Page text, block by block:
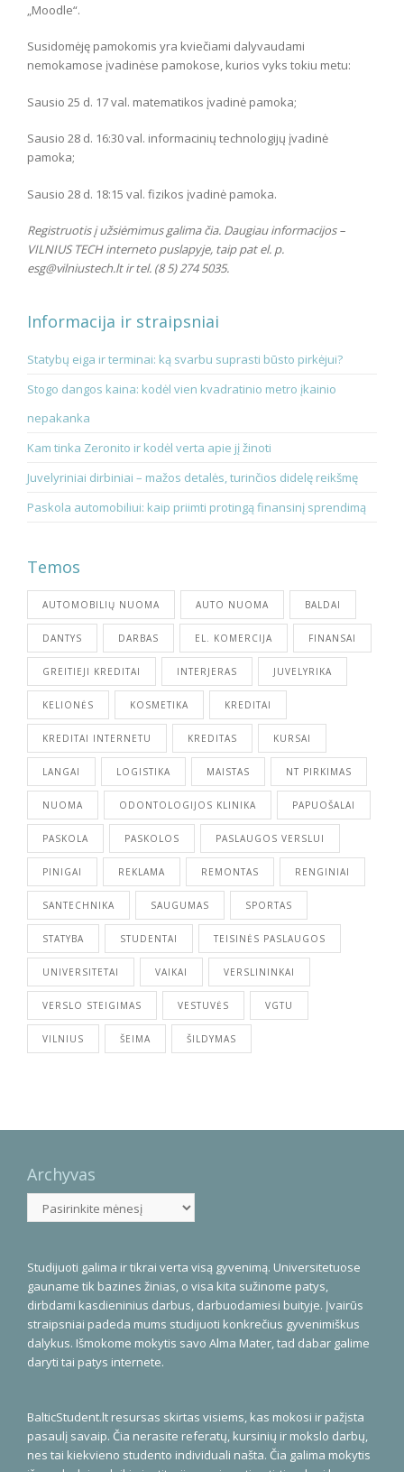
„Moodle“.
Susidomėję pamokomis yra kviečiami dalyvaudami
nemokamose įvadinėse pamokose, kurios vyks tokiu metu:
Sausio 25 d. 17 val. matematikos įvadinė pamoka;
Sausio 28 d. 16:30 val. informacinių technologijų įvadinė
pamoka;
Sausio 28 d. 18:15 val. fizikos įvadinė pamoka.
Registruotis į užsiėmimus galimačia. Daugiau informacijos –
VILNIUS TECH interneto puslapyje, taip pat el. p.
esg@vilniustech.ltir tel. (8 5) 274 5035.
Informacija ir straipsniai
Statybų eiga ir terminai: ką svarbu suprasti būsto pirkėjui?
Stogo dangos kaina: kodėl vien kvadratinio metro įkainio
nepakanka
Kam tinka Zeronito ir kodėl verta apie jį žinoti
Juvelyriniai dirbiniai – mažos detalės, turinčios didelę reikšmę
Paskola automobiliui: kaip priimti protingą finansinį sprendimą
Temos
AUTOMOBILIŲ NUOMA AUTO NUOMA BALDAI
DANTYS DARBAS EL. KOMERCIJA FINANSAI
GREITIEJI KREDITAI INTERJERAS JUVELYRIKA
KELIONĖS KOSMETIKA KREDITAI
KREDITAI INTERNETU KREDITAS KURSAI
LANGAI LOGISTIKA MAISTAS NT PIRKIMAS
NUOMA ODONTOLOGIJOS KLINIKA PAPUOŠALAI
PASKOLA PASKOLOS PASLAUGOS VERSLUI
PINIGAI REKLAMA REMONTAS RENGINIAI
SANTECHNIKA SAUGUMAS SPORTAS
STATYBA STUDENTAI TEISINĖS PASLAUGOS
UNIVERSITETAI VAIKAI VERSLININKAI
VERSLO STEIGIMAS VESTUVĖS VGTU
VILNIUS ŠEIMA ŠILDYMAS
Archyvas
Archyvas
Studijuoti galima ir tikrai verta visą gyvenimą. Universitetuose
gauname tik bazines žinias, o visa kita sužinome patys,
dirbdami kasdieninius darbus, darbuodamiesi buityje. Įvairūs
straipsniai padeda mums studijuoti konkrečius gyvenimiškus
dalykus. Išmokome mokytis savo Alma Mater, tad dabar galime
daryti tai patys internete.
BalticStudent.lt resursas skirtas visiems, kas mokosi ir pažįsta
pasaulį savaip. Čia nerasite referatų, kursinių ir mokslo darbų,
nes tai kiekvieno studento individuali našta. Čia galima mokytis